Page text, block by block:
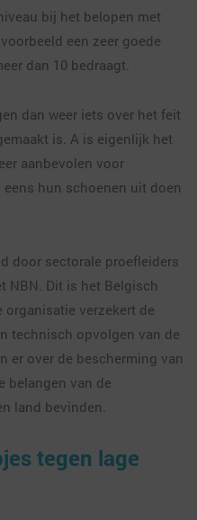
bij het belopen met
een zeer goede
dan 10 bedraagt.
dan weer iets over het feit
is. A is eigenlijk het
aanbevolen voor
hun schoenen uit doen
door sectorale proefleiders
NBN. Dit is het Belgisch
organisatie verzekert de
technisch opvolgen van de
er over de bescherming van
belangen van de
land bevinden.
tegen lage